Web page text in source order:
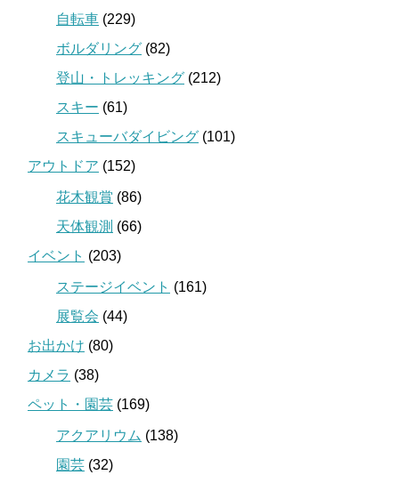
自転車 (229)
ボルダリング (82)
登山・トレッキング (212)
スキー (61)
スキューバダイビング (101)
アウトドア (152)
花木観賞 (86)
天体観測 (66)
イベント (203)
ステージイベント (161)
展覧会 (44)
お出かけ (80)
カメラ (38)
ペット・園芸 (169)
アクアリウム (138)
園芸 (32)